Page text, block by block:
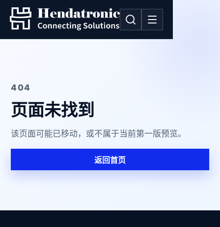
404
页面未找到
该页面可能已移动，或不属于当前第一版预览。
返回首页